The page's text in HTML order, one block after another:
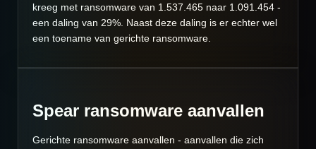
kreeg met ransomware van 1.537.465 naar 1.091.454 -
een daling van 29%. Naast deze daling is er echter wel
een toename van gerichte ransomware.
Spear ransomware aanvallen
Gerichte ransomware aanvallen - aanvallen die zich